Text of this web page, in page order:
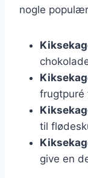
nogle
frugtpuré
til
give en